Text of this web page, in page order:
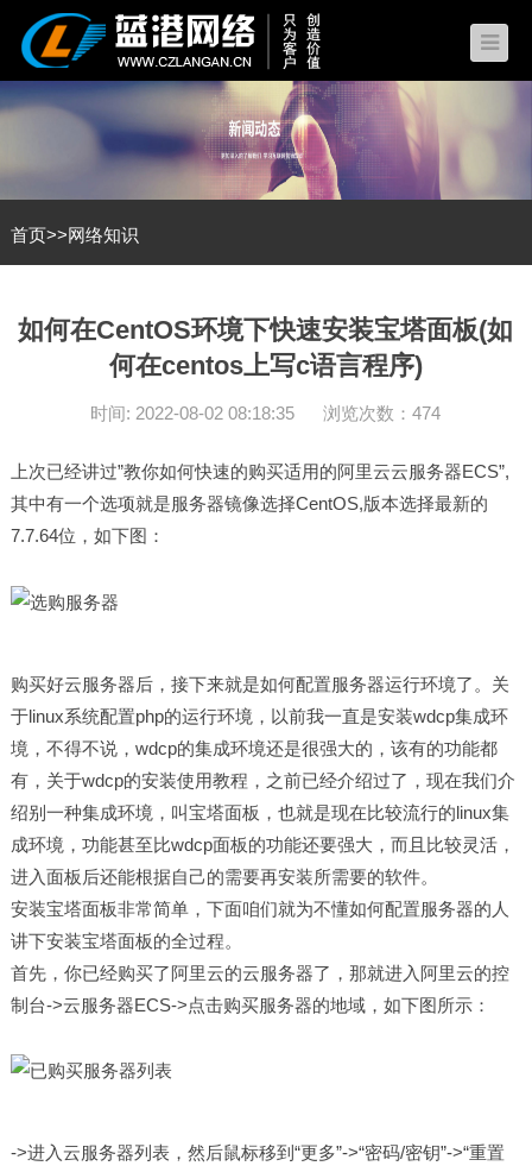
首页>>网络知识
如何在CentOS环境下快速安装宝塔面板(如
何在centos上写c语言程序)
时间: 2022-08-02 08:18:35 浏览次数：474
上次已经讲过”教你如何快速的购买适用的阿里云云服务器ECS”,
其中有一个选项就是服务器镜像选择CentOS,版本选择最新的
7.7.64位，如下图：
购买好云服务器后，接下来就是如何配置服务器运行环境了。关
于linux系统配置php的运行环境，以前我一直是安装wdcp集成环
境，不得不说，wdcp的集成环境还是很强大的，该有的功能都
有，关于wdcp的安装使用教程，之前已经介绍过了，现在我们介
绍别一种集成环境，叫宝塔面板，也就是现在比较流行的linux集
成环境，功能甚至比wdcp面板的功能还要强大，而且比较灵活，
进入面板后还能根据自己的需要再安装所需要的软件。
安装宝塔面板非常简单，下面咱们就为不懂如何配置服务器的人
讲下安装宝塔面板的全过程。
首先，你已经购买了阿里云的云服务器了，那就进入阿里云的控
制台->云服务器ECS->点击购买服务器的地域，如下图所示：
->进入云服务器列表，然后鼠标移到“更多”->“密码/密钥”->“重置